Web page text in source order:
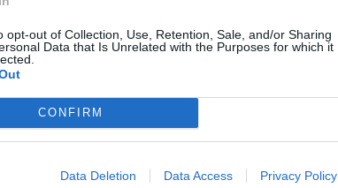
opt-out of Collection, Use, Retention, Sale, and/or Sharing
Data that Is Unrelated with the Purposes for which it
CONFIRM
Data Deletion Data Access Privacy Policy
Krmenčík (PAOK), Tomáš Pekhart (Legia), Patrik